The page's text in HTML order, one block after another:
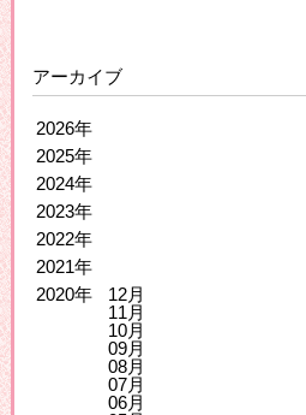
アーカイブ
2026年
2025年
2024年
2023年
2022年
2021年
2020年
12月
11月
10月
09月
08月
07月
06月